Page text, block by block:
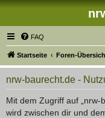
FAQ
Startseite Foren-
nrw-baurecht.de -
Mit dem Zugriff auf „nrw-
wird zwischen dir und